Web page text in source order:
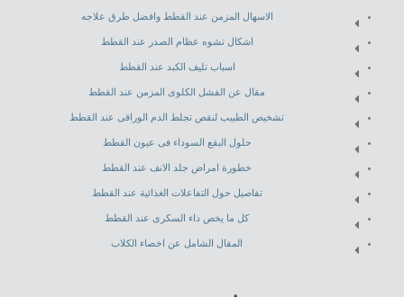
الاسهال المزمن عند القطط وافضل طرق علاجه
اشكال تشوه عظام الصدر عند القطط
اسباب تليف الكبد عند القطط
مقال عن الفشل الكلوى المزمن عند القطط
تشخيص الطبيب لنقص تجلط الدم الوراقى عند القطط
حلول البقع السوداء فى عيون القطط
خطورة امراض جلد الانف عند القطط
تفاصيل حول التفاعلات الغذائية عند القطط
كل ما يخص داء السكرى عند القطط
المقال الشامل عن اخصاء الكلاب